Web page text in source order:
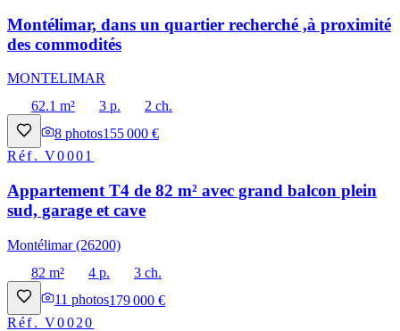
Montélimar, dans un quartier recherché ,à proximité
des commodités
MONTELIMAR
62.1 m²
3 p.
2 ch.
8 photos155 000 €
Réf.V0001
Appartement T4 de 82 m² avec grand balcon plein
sud, garage et cave
Montélimar (26200)
82 m²
4 p.
3 ch.
11 photos179 000 €
Réf.V0020